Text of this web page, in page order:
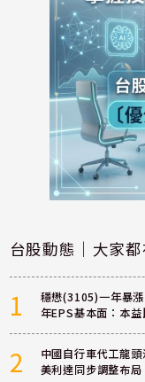
台股動態｜大家
1
穩懋(3105)一年暴
年EPS基本面：本
2
中國自行車代工龍
美利達同步調整布局